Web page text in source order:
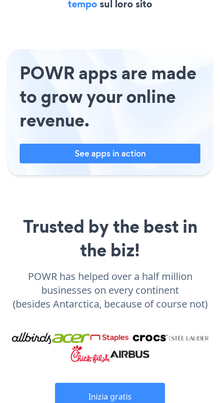
temposul loro sito
POWR apps are made
to grow your online
revenue.
See apps in action
Trusted by the best in
the biz!
POWR has helped over a half million
businesses on every continent
(besides Antarctica, because of course not)
Inizia gratis